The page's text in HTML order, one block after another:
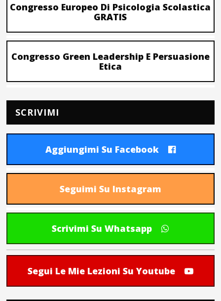
Congresso Europeo Di Psicologia Scolastica
GRATIS
Congresso Green Leadership E Persuasione
Etica
SCRIVIMI
Aggiungimi Su Facebook
Seguimi Su Instagram
Scrivimi Su Whatsapp
Segui Le Mie Lezioni Su Youtube